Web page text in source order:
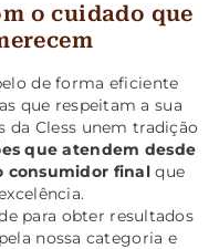
o cuidado que
de forma eficiente
que respeitam a sua
da Cless unem tradição
que atendem desde
consumidor final que
para obter resultados
nossa categoria e